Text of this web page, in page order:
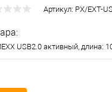
Артикул: PX/EXT-
USB2.0 активный, длина: